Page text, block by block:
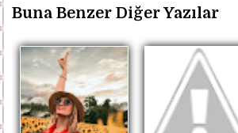
Buna Benzer Diğer Yazılar